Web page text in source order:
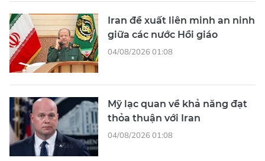
Iran đề xuất liên minh an ninh
giữa các nước Hồi giáo
04/08/2026 01:08
Mỹ lạc quan về khả năng đạt
thỏa thuận với Iran
04/08/2026 01:08